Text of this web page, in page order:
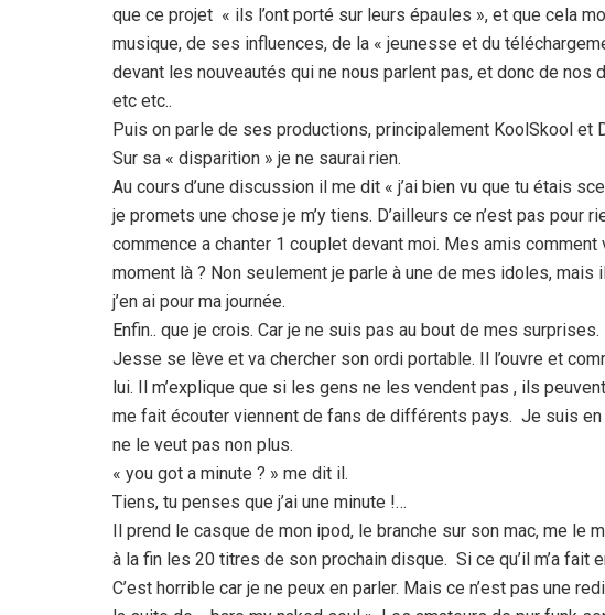
que ce projet « ils l’ont porté sur leurs épaules », et que cela
musique, de ses influences, de la « jeunesse et du
devant les nouveautés qui ne nous parlent pas, et donc de
etc etc..
Puis on parle de ses productions, principalement KoolSkool et
Sur sa « disparition » je ne saurai rien.
Au cours d’une discussion il me dit « j’ai bien vu que tu étais
je promets une chose je m’y tiens. D’ailleurs ce n’est pas pour
commence a chanter 1 couplet devant moi. Mes amis comment
moment là ? Non seulement je parle à une de mes idoles, mais
j’en ai pour ma journée.
Enfin.. que je crois. Car je ne suis pas au bout de mes surprises.
Jesse se lève et va chercher son ordi portable. Il l’ouvre et
lui. Il m’explique que si les gens ne les vendent pas , ils
me fait écouter viennent de fans de différents pays. Je suis
ne le veut pas non plus.
« you got a minute ? » me dit il.
Tiens, tu penses que j’ai une minute !…
Il prend le casque de mon ipod, le branche sur son mac, me le
à la fin les 20 titres de son prochain disque. Si ce qu’il m’a fait
C’est horrible car je ne peux en parler. Mais ce n’est pas une